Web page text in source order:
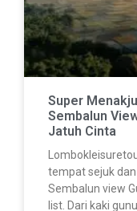
Super
Sembalun
Jatuh Cinta
tempat sejuk
Sembalun view
list. Dari kaki